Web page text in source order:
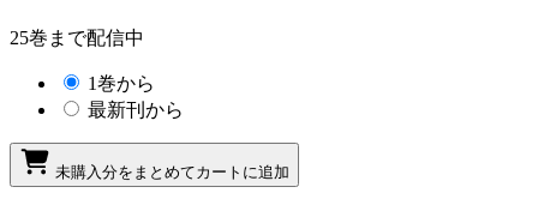
25巻まで配信中
1巻から
最新刊から
未購入分をまとめてカートに追加